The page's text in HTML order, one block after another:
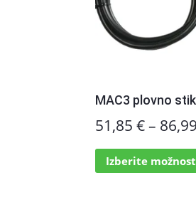
MAC3 plovno
51,85€–
Izberite